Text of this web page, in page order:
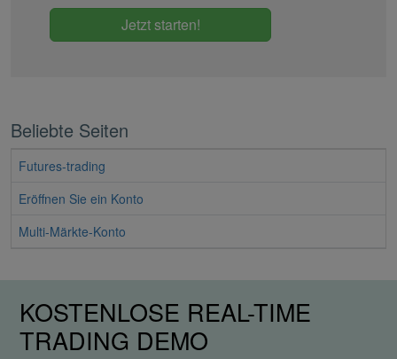
Jetzt starten!
Beliebte Seiten
Futures-trading
Eröffnen Sie ein Konto
Multi-Märkte-Konto
KOSTENLOSE REAL-TIME
TRADING DEMO